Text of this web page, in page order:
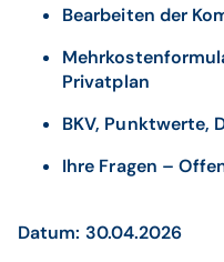
Bearbeiten der
Privatplan
BKV, Punktwerte,
Ihre Fragen –
Datum: 30.04.2026